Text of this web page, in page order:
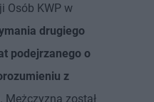
Osób KWP w
drugiego
podejrzanego o
z
. Mężczyzna został